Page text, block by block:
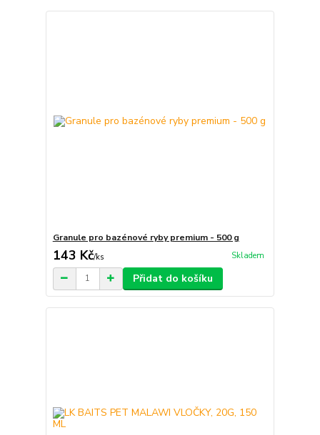
Granule pro bazénové ryby premium - 500 g
143 Kč/ks Skladem
Přidat do košíku